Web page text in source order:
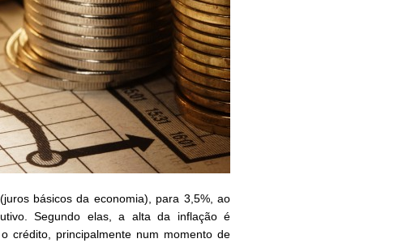
básicos da economia), para 3,5%, ao
Segundo elas, a alta da inflação é
crédito, principalmente num momento de